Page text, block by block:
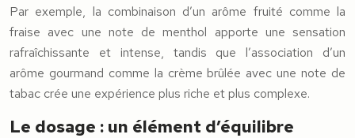
Par exemple, la combinaison d’un arôme fruité comme la
fraise avec une note de menthol apporte une sensation
rafraîchissante et intense, tandis que l’association d’un
arôme gourmand comme la crème brûlée avec une note de
tabac crée une expérience plus riche et plus complexe.
Le dosage : un élément d’équilibre